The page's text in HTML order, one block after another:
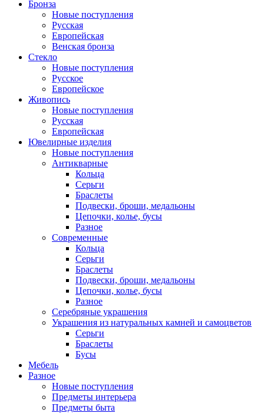
Бронза
Новые поступления
Русская
Европейская
Венская бронза
Стекло
Новые поступления
Русское
Европейское
Живопись
Новые поступления
Русская
Европейская
Ювелирные изделия
Новые поступления
Антикварные
Кольца
Серьги
Браслеты
Подвески, броши, медальоны
Цепочки, колье, бусы
Разное
Современные
Кольца
Серьги
Браслеты
Подвески, броши, медальоны
Цепочки, колье, бусы
Разное
Серебряные украшения
Украшения из натуральных камней и самоцветов
Серьги
Браслеты
Бусы
Мебель
Разное
Новые поступления
Предметы интерьера
Предметы быта